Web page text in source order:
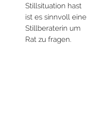
Stillsituation hast
ist es sinnvoll eine
Stillberaterin um
Rat zu fragen.